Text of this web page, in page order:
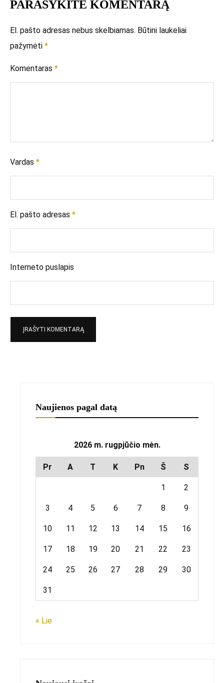
PARAŠYKITE KOMENTARĄ
El. pašto adresas nebus skelbiamas. Būtini laukeliai
pažymėti *
Komentaras *
Vardas *
El. pašto adresas *
Interneto puslapis
Naujienos pagal datą
2026 m. rugpjūčio mėn.
Pr A T K Pn Š S
1 2
3 4 5 6 7 8 9
10 11 12 13 14 15 16
17 18 19 20 21 22 23
24 25 26 27 28 29 30
31
« Lie